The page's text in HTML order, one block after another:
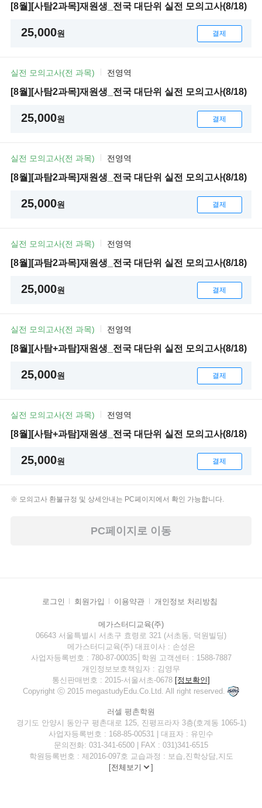
[8월][사탐2과목]재원생_전국 대단위 실전 모의고사(8/18)
25,000원 결제
실전 모의고사(전 과목) 전영역
[8월][사탐2과목]재원생_전국 대단위 실전 모의고사(8/18)
25,000원 결제
실전 모의고사(전 과목) 전영역
[8월][과탐2과목]재원생_전국 대단위 실전 모의고사(8/18)
25,000원 결제
실전 모의고사(전 과목) 전영역
[8월][과탐2과목]재원생_전국 대단위 실전 모의고사(8/18)
25,000원 결제
실전 모의고사(전 과목) 전영역
[8월][사탐+과탐]재원생_전국 대단위 실전 모의고사(8/18)
25,000원 결제
실전 모의고사(전 과목) 전영역
[8월][사탐+과탐]재원생_전국 대단위 실전 모의고사(8/18)
25,000원 결제
모의고사 환불규정 및 상세안내는 PC페이지에서 확인 가능합니다.
PC페이지로 이동
로그인 회원가입 이용약관 개인정보 처리방침
메가스터디교육(주)
06643 서울특별시 서초구 효령로 321 (서초동, 덕원빌딩)
메가스터디교육(주) 대표이사 : 손성은
사업자등록번호 : 780-87-00035│학원 고객센터 : 1588-7887
개인정보보호책임자 : 김영무
통신판매번호 : 2015-서울서초-0678 [정보확인]
Copyright ⓒ 2015 megastudyEdu.Co.Ltd. All right reserved.
러셀 평촌학원
경기도 안양시 동안구 평촌대로 125, 진평프라자 3층(호계동 1065-1)
사업자등록번호 : 168-85-00531 | 대표자 : 유민수
문의전화: 031-341-6500 | FAX : 031)341-6515
학원등록번호 : 제2016-097호 교습과정 : 보습,진학상담,지도
[전체보기 ]